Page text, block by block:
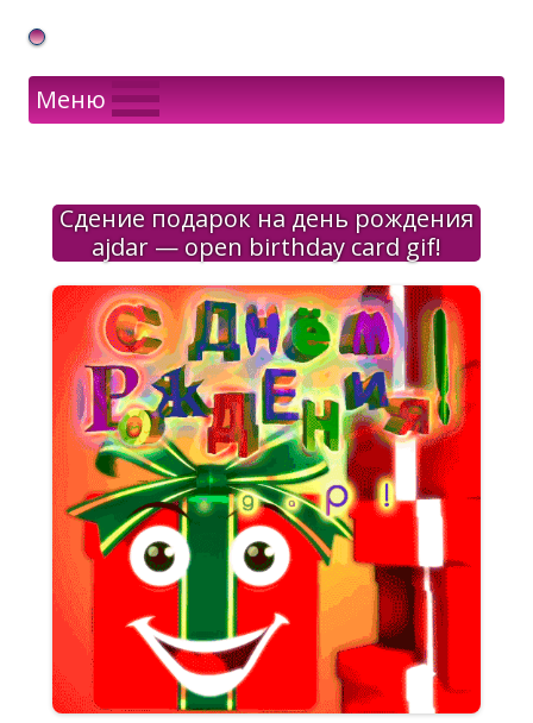
Gif Открытки в подарок
Меню
Сдение подарок на день рождения
ajdar — open birthday card gif!